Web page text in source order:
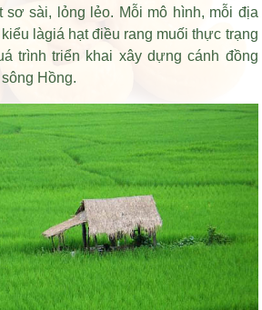
sơ sài, lỏng lẻo. Mỗi mô hình, mỗi địa
làgiá hạt điều rang muối thực trạng
trình triển khai xây dựng cánh đồng
Hồng.